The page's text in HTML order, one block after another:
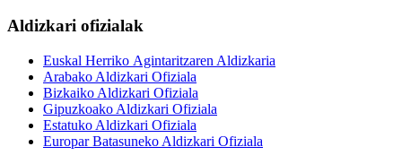
Aldizkari ofizialak
Euskal Herriko Agintaritzaren Aldizkaria
Arabako Aldizkari Ofiziala
Bizkaiko Aldizkari Ofiziala
Gipuzkoako Aldizkari Ofiziala
Estatuko Aldizkari Ofiziala
Europar Batasuneko Aldizkari Ofiziala